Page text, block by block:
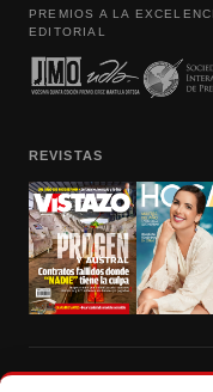
PREMIOS A LA
EDITORIAL
REVISTAS